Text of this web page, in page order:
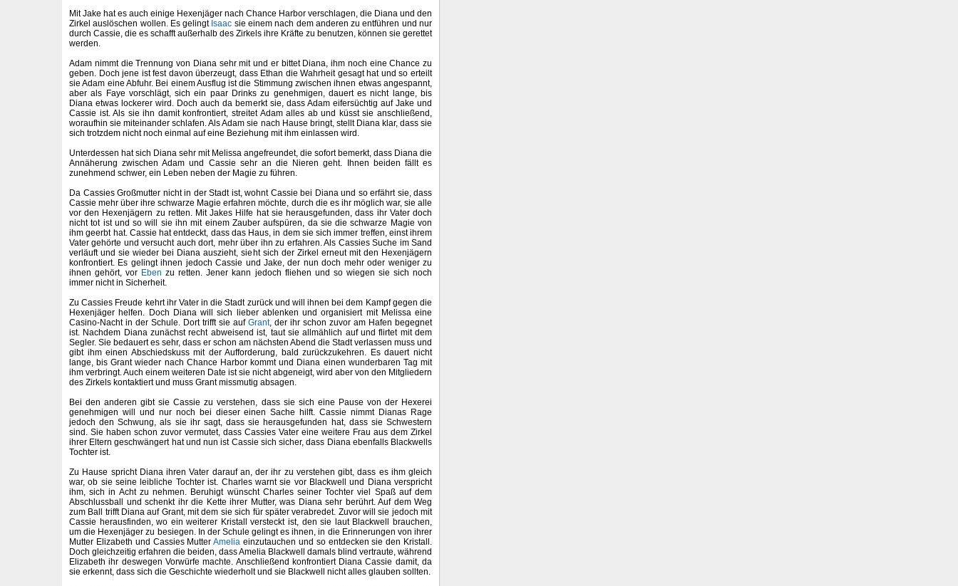
Mit Jake hat es auch einige Hexenjäger nach Chance Harbor verschlagen, die Diana und den
Zirkel auslöschen wollen. Es gelingt Isaac sie einem nach dem anderen zu entführen und nur
durch Cassie, die es schafft außerhalb des Zirkels ihre Kräfte zu benutzen, können sie gerettet
werden.
Adam nimmt die Trennung von Diana sehr mit und er bittet Diana, ihm noch eine Chance zu
geben. Doch jene ist fest davon überzeugt, dass Ethan die Wahrheit gesagt hat und so erteilt
sie Adam eine Abfuhr. Bei einem Ausflug ist die Stimmung zwischen ihnen etwas angespannt,
aber als Faye vorschlägt, sich ein paar Drinks zu genehmigen, dauert es nicht lange, bis
Diana etwas lockerer wird. Doch auch da bemerkt sie, dass Adam eifersüchtig auf Jake und
Cassie ist. Als sie ihn damit konfrontiert, streitet Adam alles ab und küsst sie anschließend,
woraufhin sie miteinander schlafen. Als Adam sie nach Hause bringt, stellt Diana klar, dass sie
sich trotzdem nicht noch einmal auf eine Beziehung mit ihm einlassen wird.
Unterdessen hat sich Diana sehr mit Melissa angefreundet, die sofort bemerkt, dass Diana die
Annäherung zwischen Adam und Cassie sehr an die Nieren geht. Ihnen beiden fällt es
zunehmend schwer, ein Leben neben der Magie zu führen.
Da Cassies Großmutter nicht in der Stadt ist, wohnt Cassie bei Diana und so erfährt sie, dass
Cassie mehr über ihre schwarze Magie erfahren möchte, durch die es ihr möglich war, sie alle
vor den Hexenjägern zu retten. Mit Jakes Hilfe hat sie herausgefunden, dass ihr Vater doch
nicht tot ist und so will sie ihn mit einem Zauber aufspüren, da sie die schwarze Magie von
ihm geerbt hat. Cassie hat entdeckt, dass das Haus, in dem sie sich immer treffen, einst ihrem
Vater gehörte und versucht auch dort, mehr über ihn zu erfahren. Als Cassies Suche im Sand
verläuft und sie wieder bei Diana auszieht, sieht sich der Zirkel erneut mit den Hexenjägern
konfrontiert. Es gelingt ihnen jedoch Cassie und Jake, der nun doch mehr oder weniger zu
ihnen gehört, vor Eben zu retten. Jener kann jedoch fliehen und so wiegen sie sich noch
immer nicht in Sicherheit.
Zu Cassies Freude kehrt ihr Vater in die Stadt zurück und will ihnen bei dem Kampf gegen die
Hexenjäger helfen. Doch Diana will sich lieber ablenken und organisiert mit Melissa eine
Casino-Nacht in der Schule. Dort trifft sie auf Grant, der ihr schon zuvor am Hafen begegnet
ist. Nachdem Diana zunächst recht abweisend ist, taut sie allmählich auf und flirtet mit dem
Segler. Sie bedauert es sehr, dass er schon am nächsten Abend die Stadt verlassen muss und
gibt ihm einen Abschiedskuss mit der Aufforderung, bald zurückzukehren. Es dauert nicht
lange, bis Grant wieder nach Chance Harbor kommt und Diana einen wunderbaren Tag mit
ihm verbringt. Auch einem weiteren Date ist sie nicht abgeneigt, wird aber von den Mitgliedern
des Zirkels kontaktiert und muss Grant missmutig absagen.
Bei den anderen gibt sie Cassie zu verstehen, dass sie sich eine Pause von der Hexerei
genehmigen will und nur noch bei dieser einen Sache hilft. Cassie nimmt Dianas Rage
jedoch den Schwung, als sie ihr sagt, dass sie herausgefunden hat, dass sie Schwestern
sind. Sie haben schon zuvor vermutet, dass Cassies Vater eine weitere Frau aus dem Zirkel
ihrer Eltern geschwängert hat und nun ist Cassie sich sicher, dass Diana ebenfalls Blackwells
Tochter ist.
Zu Hause spricht Diana ihren Vater darauf an, der ihr zu verstehen gibt, dass es ihm gleich
war, ob sie seine leibliche Tochter ist. Charles warnt sie vor Blackwell und Diana verspricht
ihm, sich in Acht zu nehmen. Beruhigt wünscht Charles seiner Tochter viel Spaß auf dem
Abschlussball und schenkt ihr die Kette ihrer Mutter, was Diana sehr berührt. Auf dem Weg
zum Ball trifft Diana auf Grant, mit dem sie sich für später verabredet. Zuvor will sie jedoch mit
Cassie herausfinden, wo ein weiterer Kristall versteckt ist, den sie laut Blackwell brauchen,
um die Hexenjäger zu besiegen. In der Schule gelingt es ihnen, in die Erinnerungen von ihrer
Mutter Elizabeth und Cassies MutterAmelia einzutauchen und so entdecken sie den Kristall.
Doch gleichzeitig erfahren die beiden, dass Amelia Blackwell damals blind vertraute, während
Elizabeth ihr deswegen Vorwürfe machte. Anschließend konfrontiert Diana Cassie damit, da
sie erkennt, dass sich die Geschichte wiederholt und sie Blackwell nicht alles glauben sollten.